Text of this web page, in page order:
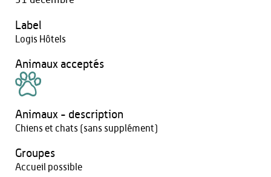
Label
Logis Hôtels
Animaux acceptés
Animaux - description
Chiens et chats (sans supplément)
Groupes
Accueil possible